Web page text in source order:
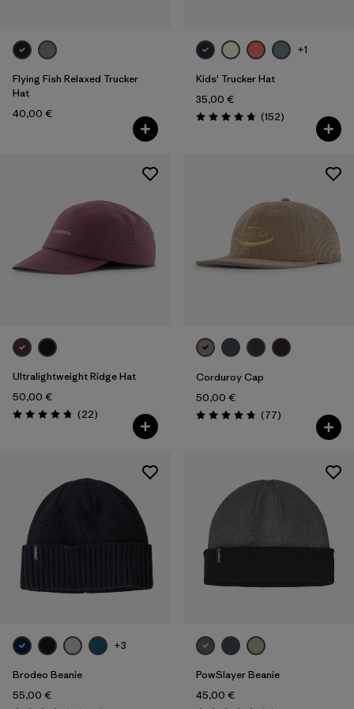
Filter by
Produktfamilie
Filter by
Volumen
Filter by
Kinder
Flying Fish Relaxed Trucker
Hat
40,00 €
+1
Kids' Trucker Hat
35,00 €
Bewertung: 4.7 / 5
(152Rezensionen
)
Ultralightweight Ridge Hat
50,00 €
Bewertung: 4.8 / 5
(22Rezensionen
)
Corduroy Cap
50,00 €
Bewertung: 4.7 / 5
(77Rezensionen
)
+3
Brodeo Beanie
55,00 €
PowSlayer Beanie
45,00 €